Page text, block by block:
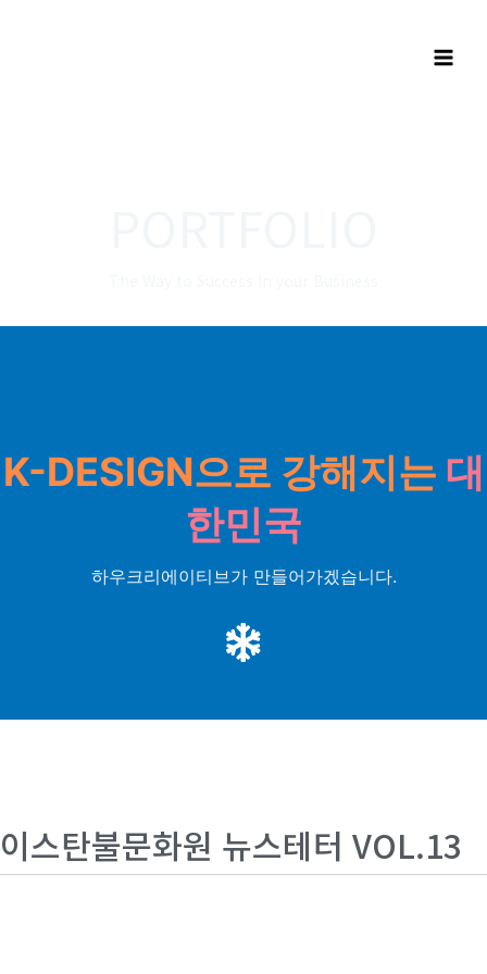
K-DESIGN으로 강해지는 대
한민국
하우크리에이티브가 만들어가겠습니다.
이스탄불문화원 뉴스테터 VOL.13